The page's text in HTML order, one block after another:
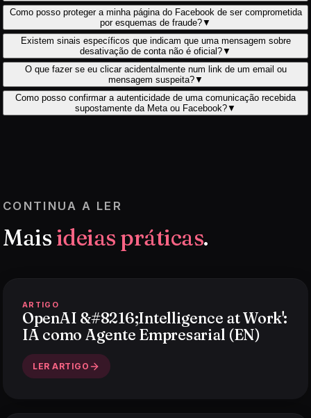
Como posso proteger a minha página do Facebook de ser comprometida
por esquemas de fraude?▼
Existem sinais específicos que indicam que uma mensagem sobre
desativação de conta não é oficial?▼
O que fazer se eu clicar acidentalmente num link de um email ou
mensagem suspeita?▼
Como posso confirmar a autenticidade de uma comunicação recebida
supostamente da Meta ou Facebook?▼
CONTINUA A LER
Mais ideias práticas.
ARTIGO
OpenAI &#8216;Intelligence at Work':
IA como Agente Empresarial (EN)
LER ARTIGO